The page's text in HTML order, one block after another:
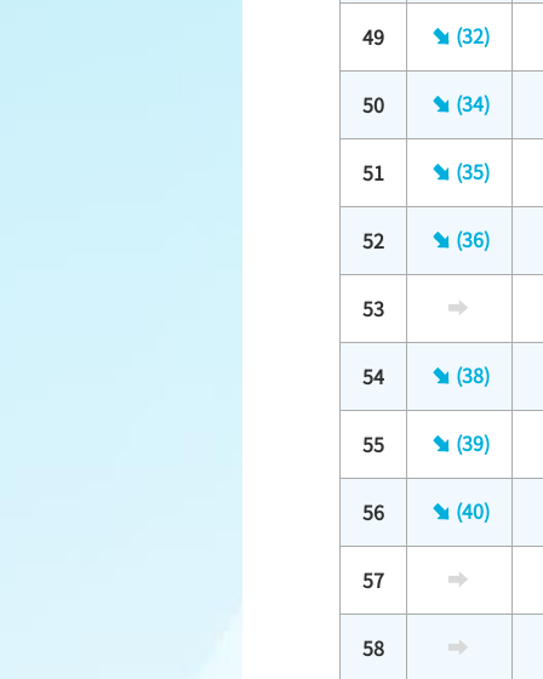
49 (32)
50 (34)
51 (35)
52 (36)
53
54 (38)
55 (39)
56 (40)
57
58